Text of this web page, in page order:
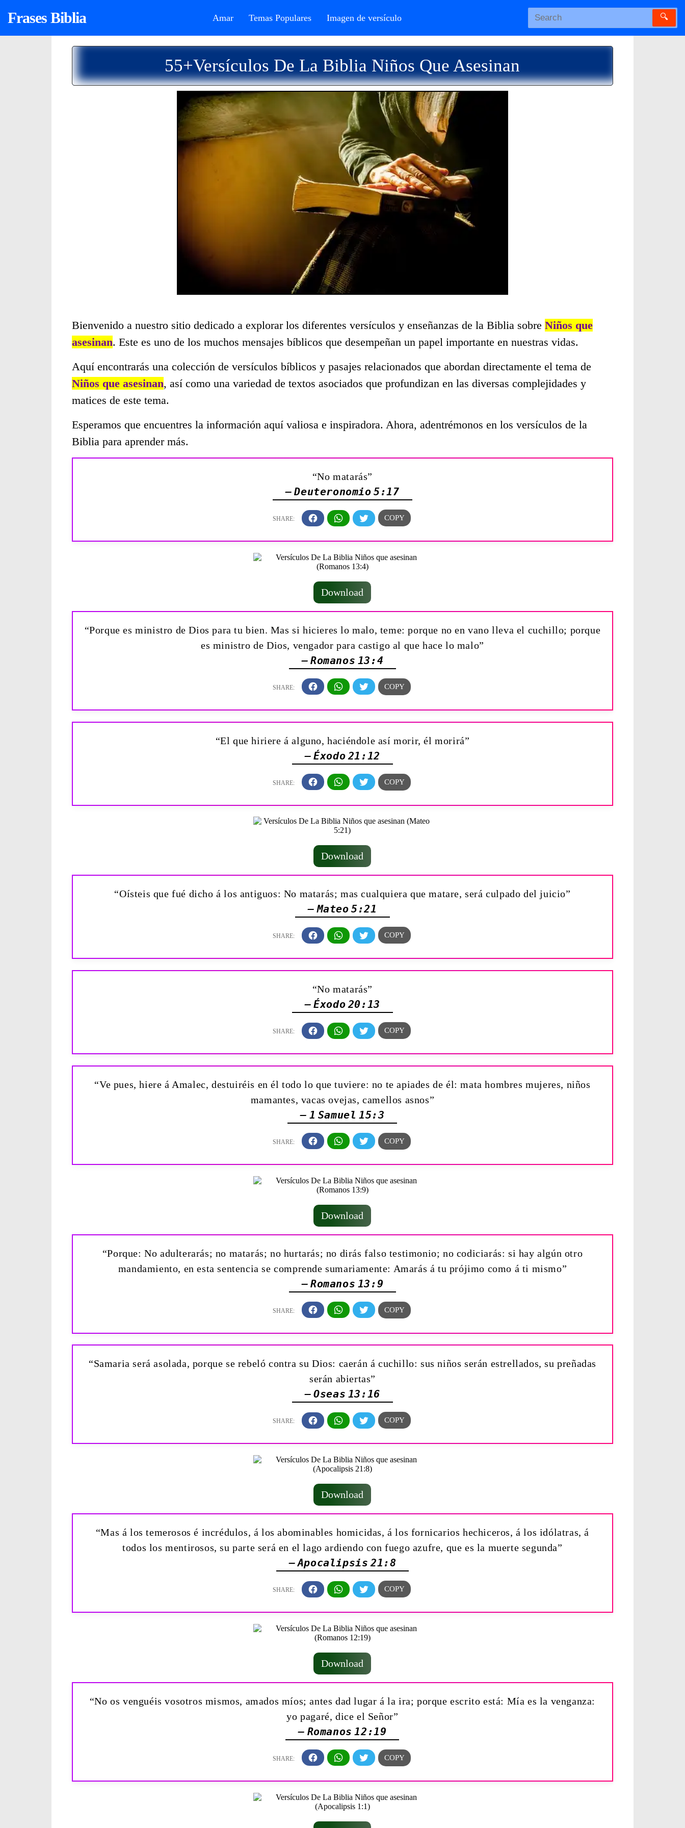
Frases Biblia Amar Temas Populares Imagen de versículo 🔍
55+Versículos De La Biblia Niños Que Asesinan
Bienvenido a nuestro sitio dedicado a explorar los diferentes versículos y enseñanzas de la Biblia sobre Niños que
asesinan. Este es uno de los muchos mensajes bíblicos que desempeñan un papel importante en nuestras vidas.
Aquí encontrarás una colección de versículos bíblicos y pasajes relacionados que abordan directamente el tema de
Niños que asesinan, así como una variedad de textos asociados que profundizan en las diversas complejidades y
matices de este tema.
Esperamos que encuentres la información aquí valiosa e inspiradora. Ahora, adentrémonos en los versículos de la
Biblia para aprender más.
“No matarás”
— Deuteronomio 5:17
Download
“Porque es ministro de Dios para tu bien. Mas si hicieres lo malo, teme: porque no en vano lleva el cuchillo; porque
es ministro de Dios, vengador para castigo al que hace lo malo”
— Romanos 13:4
“El que hiriere á alguno, haciéndole así morir, él morirá”
— Éxodo 21:12
Download
“Oísteis que fué dicho á los antiguos: No matarás; mas cualquiera que matare, será culpado del juicio”
— Mateo 5:21
“No matarás”
— Éxodo 20:13
“Ve pues, hiere á Amalec, destuiréis en él todo lo que tuviere: no te apiades de él: mata hombres mujeres, niños
mamantes, vacas ovejas, camellos asnos”
— 1 Samuel 15:3
Download
“Porque: No adulterarás; no matarás; no hurtarás; no dirás falso testimonio; no codiciarás: si hay algún otro
mandamiento, en esta sentencia se comprende sumariamente: Amarás á tu prójimo como á ti mismo”
— Romanos 13:9
“Samaria será asolada, porque se rebeló contra su Dios: caerán á cuchillo: sus niños serán estrellados, su preñadas
serán abiertas”
— Oseas 13:16
Download
“Mas á los temerosos é incrédulos, á los abominables homicidas, á los fornicarios hechiceros, á los idólatras, á
todos los mentirosos, su parte será en el lago ardiendo con fuego azufre, que es la muerte segunda”
— Apocalipsis 21:8
Download
“No os venguéis vosotros mismos, amados míos; antes dad lugar á la ira; porque escrito está: Mía es la venganza:
yo pagaré, dice el Señor”
— Romanos 12:19